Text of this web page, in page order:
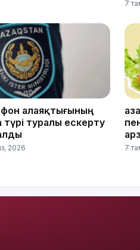
7
алаяқтығының
түрі туралы ескерту
2026 7